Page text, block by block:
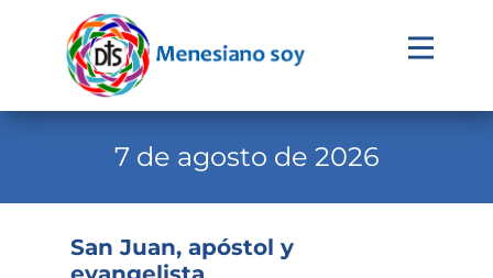
Evangelio
7 de agosto de 2026
San Juan, apóstol y